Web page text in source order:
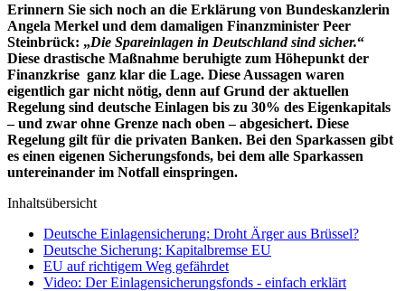
Erinnern Sie sich noch an die Erklärung von Bundeskanzlerin
Angela Merkel und dem damaligen Finanzminister Peer
Steinbrück: „Die Spareinlagen in Deutschland sind sicher.“
Diese drastische Maßnahme beruhigte zum Höhepunkt der
Finanzkrise ganz klar die Lage. Diese Aussagen waren
eigentlich gar nicht nötig, denn auf Grund der aktuellen
Regelung sind deutsche Einlagen bis zu 30% des Eigenkapitals
– und zwar ohne Grenze nach oben – abgesichert. Diese
Regelung gilt für die privaten Banken. Bei den Sparkassen gibt
es einen eigenen Sicherungsfonds, bei dem alle Sparkassen
untereinander im Notfall einspringen.
Inhaltsübersicht
Deutsche Einlagensicherung: Droht Ärger aus Brüssel?
Deutsche Sicherung: Kapitalbremse EU
EU auf richtigem Weg gefährdet
Video: Der Einlagensicherungsfonds - einfach erklärt